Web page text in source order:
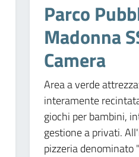
Parco
Madonna
Camera
Area a verde
interamente
giochi per bambini,
gestione a privati.
pizzeria denominato